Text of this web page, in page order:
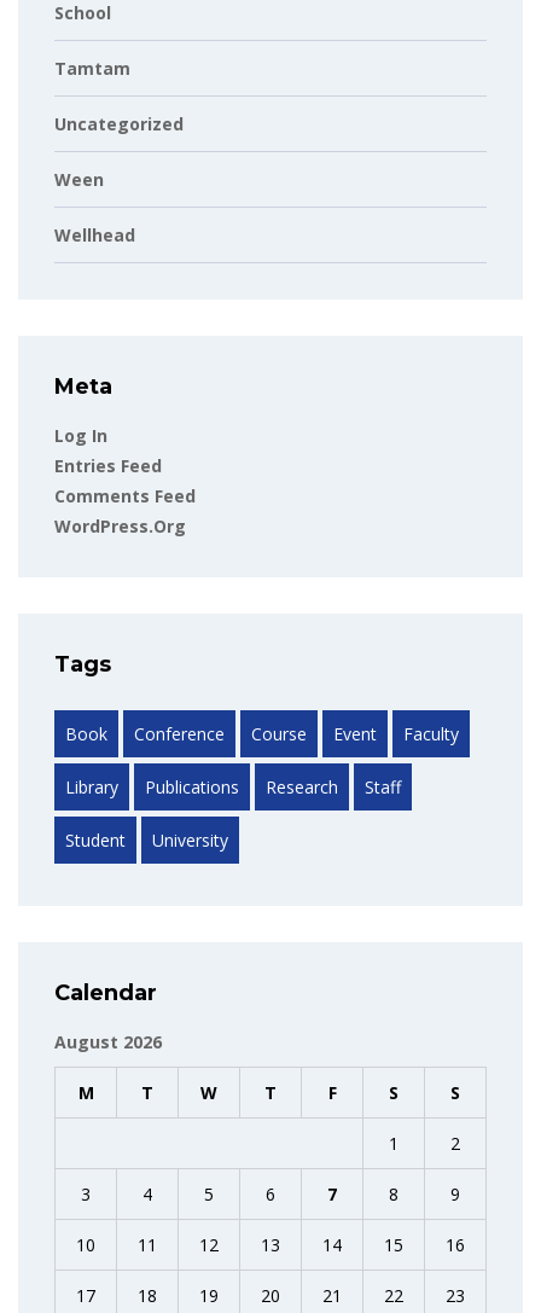
School
Tamtam
Uncategorized
Ween
Wellhead
Meta
Log In
Entries Feed
Comments Feed
WordPress.org
Tags
Book Conference Course Event Faculty
Library Publications Research Staff
Student University
Calendar
August 2026
M T W T F S S
1 2
3 4 5 6 7 8 9
10 11 12 13 14 15 16
17 18 19 20 21 22 23